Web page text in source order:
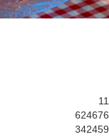
11
624676
342459